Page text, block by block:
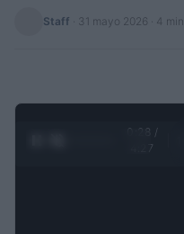
Staff 31 mayo 2026 · 4 min
0:29 /
4:27